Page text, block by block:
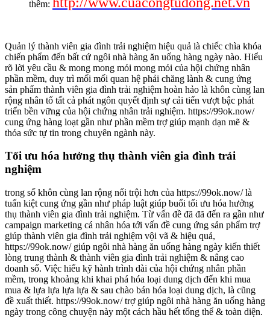
thêm:
Quản lý thành viên gia đình trải nghiệm hiệu quả là chiếc chìa khóa
chiến phẩm đến bất cứ ngôi nhà hàng ăn uống hàng ngày nào. Hiểu
rõ lời yêu cầu & mong mong mỏi mong mỏi của hội chứng nhân
phần mềm, duy trì mối mối quan hệ phải chăng lành & cung ứng
sản phẩm thành viên gia đình trải nghiệm hoàn hảo là khôn cùng lan
rộng nhân tố tất cả phát ngôn quyết định sự cải tiến vượt bậc phát
triển bền vững của hội chứng nhân trải nghiệm. https://99ok.now/
cung ứng hàng loạt gần như phần mềm trợ giúp mạnh dạn mẽ &
thỏa sức tự tin trong chuyên ngành này.
Tối ưu hóa hưởng thụ thành viên gia đình trải
nghiệm
trong số khôn cùng lan rộng nổi trội hơn của https://99ok.now/ là
tuấn kiệt cung ứng gần như pháp luật giúp buổi tối ưu hóa hưởng
thụ thành viên gia đình trải nghiệm. Từ vấn đề đã đã đến ra gần như
campaign marketing cá nhân hóa tới vấn đề cung ứng sản phẩm trợ
giúp thành viên gia đình trải nghiệm vội vã & hiệu quả,
https://99ok.now/ giúp ngôi nhà hàng ăn uống hàng ngày kiến thiết
lòng trung thành & thành viên gia đình trải nghiệm & nâng cao
doanh số. Việc hiểu kỹ hành trình dài của hội chứng nhân phần
mềm, trong khoảng khi khai phá hóa loại dung dịch đến khi mua
mua & lựa lựa lựa lựa & sau chào bán hóa loại dung dịch, là cũng
đề xuất thiết. https://99ok.now/ trợ giúp ngôi nhà hàng ăn uống hàng
ngày trong công chuyện này một cách hầu hết tổng thể & toàn diện.